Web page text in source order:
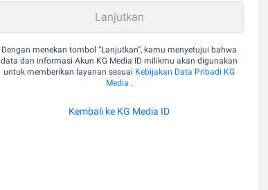
Dengan menekan tombol “Lanjutkan”, kamu menyetujui bahwa
data dan informasi Akun KG Media ID milikmu akan digunakan
untuk memberikan layanan sesuai Kebijakan Data Pribadi KG
Media .
Kembali ke KG Media ID